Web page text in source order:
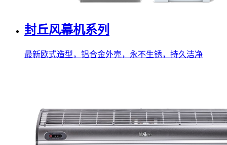
封丘风幕机系列
最新欧式造型，铝合金外壳，永不生锈，持久洁净